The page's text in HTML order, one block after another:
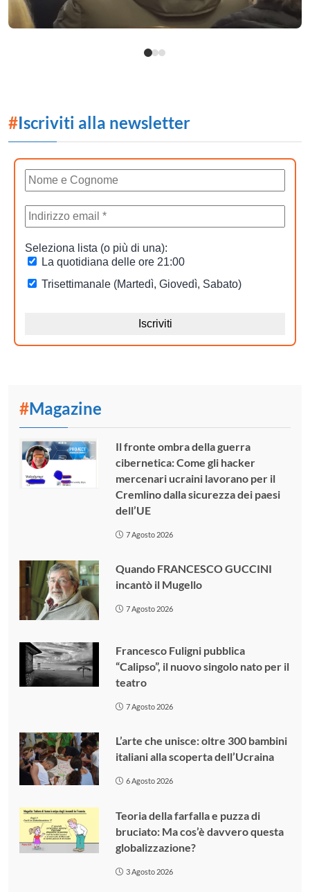
#Iscriviti alla newsletter
#Magazine
Il fronte ombra della guerra
cibernetica: Come gli hacker
mercenari ucraini lavorano per il
Cremlino dalla sicurezza dei paesi
dell’UE
7 Agosto 2026
Quando FRANCESCO GUCCINI
incantò il Mugello
7 Agosto 2026
Francesco Fuligni pubblica
“Calipso”, il nuovo singolo nato per il
teatro
7 Agosto 2026
L’arte che unisce: oltre 300 bambini
italiani alla scoperta dell’Ucraina
6 Agosto 2026
Teoria della farfalla e puzza di
bruciato: Ma cos’è davvero questa
globalizzazione?
3 Agosto 2026